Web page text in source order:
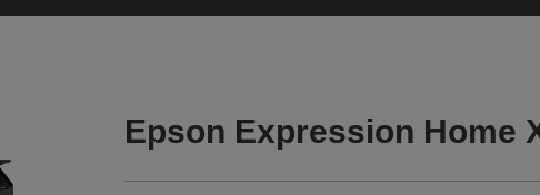
Epson Expression Home